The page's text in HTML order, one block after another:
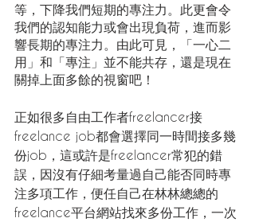
等，下降我們短期的專注力。此更會令
我們的認知能力或會出現負荷，進而影
響長期的專注力。由此可見，「一心二
用」和「專注」並不能共存，還是現在
關掉上面多餘的視窗吧！
正如很多自由工作者freelancer接
freelance job都會選擇同一時間接多幾
份job，這或許是freelancer常犯的錯
誤，因沒有仔細考量過自己能否同時專
注多項工作，便任自己在林林總總的
freelance平台網站找來多份工作，一次